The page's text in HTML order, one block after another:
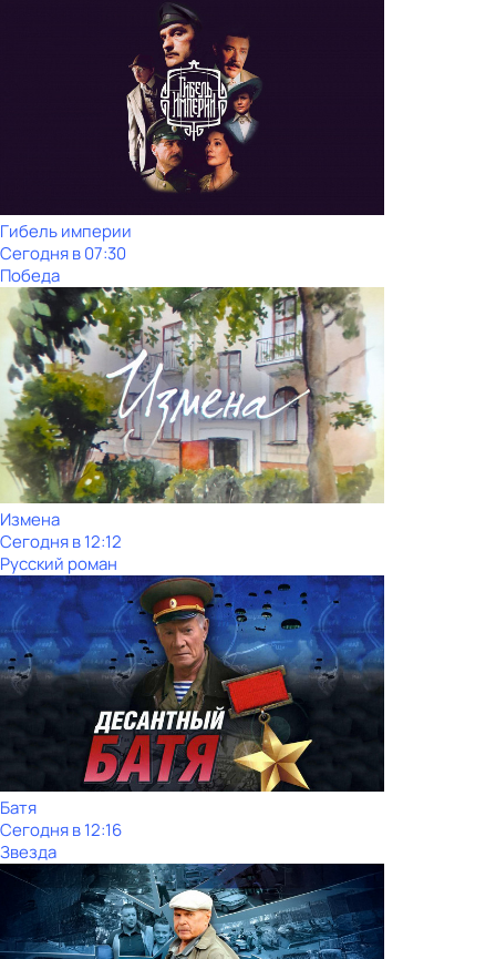
Гибель империи
Сегодня в 07:30
Победа
Измена
Сегодня в 12:12
Русский роман
Батя
Сегодня в 12:16
Звезда